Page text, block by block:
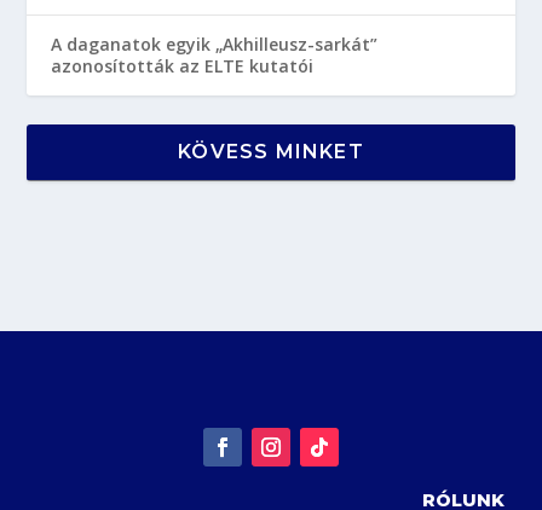
A daganatok egyik „Akhilleusz-sarkát”
azonosították az ELTE kutatói
KÖVESS MINKET
RÓLUNK